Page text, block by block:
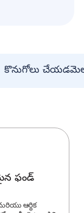
కొనుగోలు
ఫండ్
ఆర్థిక